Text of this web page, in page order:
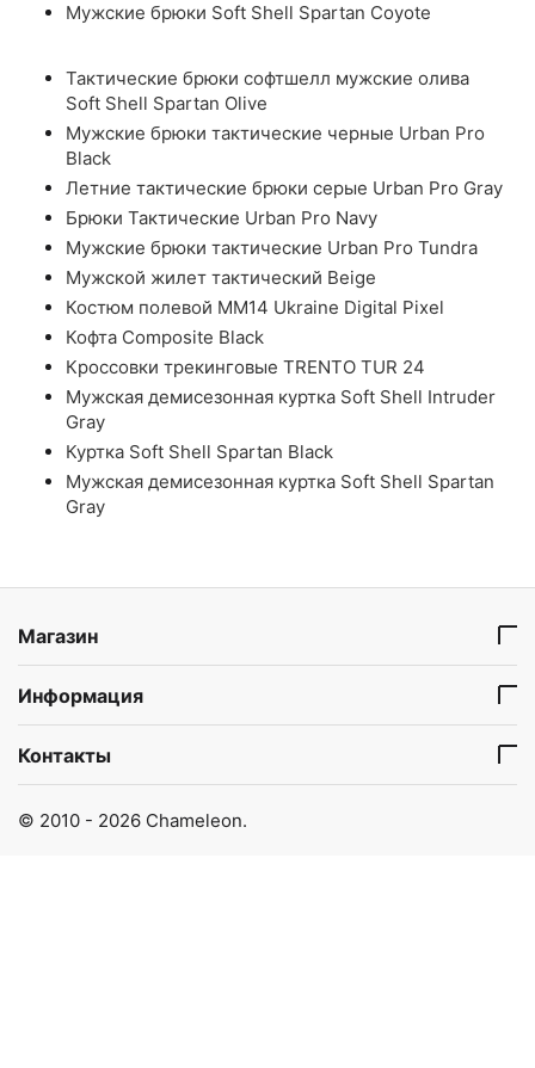
Мужские брюки Soft Shell Spartan Coyote
Тактические брюки софтшелл мужские олива
Soft Shell Spartan Olive
Мужские брюки тактические черные Urban Pro
Black
Летние тактические брюки серые Urban Pro Gray
Брюки Тактические Urban Pro Navy
Мужские брюки тактические Urban Pro Tundra
Мужской жилет тактический Beige
Костюм полевой ММ14 Ukraine Digital Pixel
Кофта Composite Black
Кроссовки трекинговые TRENTO TUR 24
Мужская демисезонная куртка Soft Shell Intruder
Gray
Куртка Soft Shell Spartan Black
Мужская демисезонная куртка Soft Shell Spartan
Gray
Магазин
Информация
Контакты
© 2010 - 2026 Chameleon.